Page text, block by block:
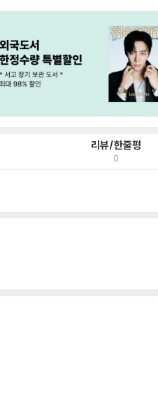
리뷰/한줄평
0